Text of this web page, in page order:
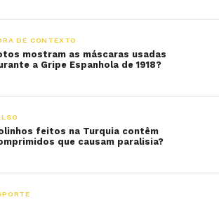
DE CONTEXTO
mostram as máscaras usadas
a Gripe Espanhola de 1918?
feitos na Turquia contêm
que causam paralisia?